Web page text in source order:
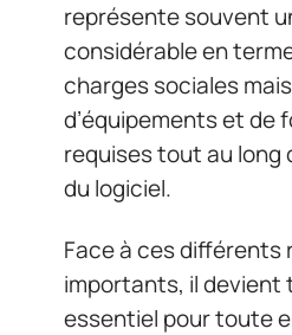
représente souvent
considérable en
charges sociales
d’équipements et de
requises tout au long
du logiciel.
Face à ces différents
importants, il devient
essentiel pour toute